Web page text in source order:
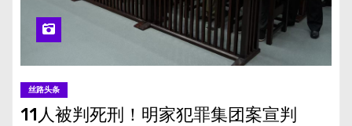
丝路头条
11人被判死刑！明家犯罪集团案宣判